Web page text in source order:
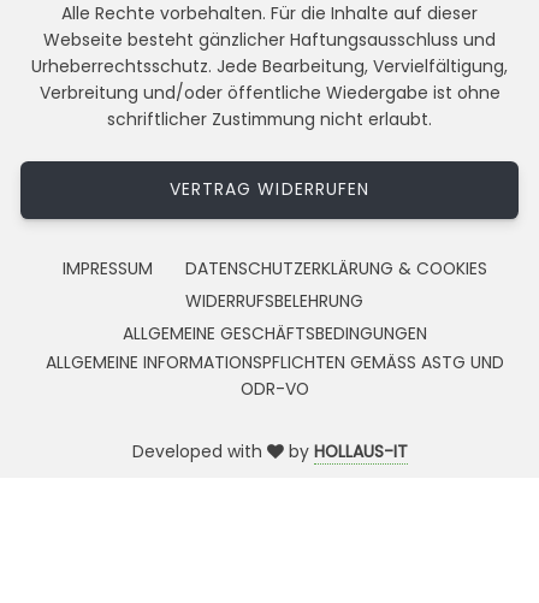
Alle Rechte vorbehalten. Für die Inhalte auf dieser
Webseite besteht gänzlicher Haftungsausschluss und
Urheberrechtsschutz. Jede Bearbeitung, Vervielfältigung,
Verbreitung und/oder öffentliche Wiedergabe ist ohne
schriftlicher Zustimmung nicht erlaubt.
VERTRAG WIDERRUFEN
IMPRESSUM
DATENSCHUTZERKLÄRUNG & COOKIES
WIDERRUFSBELEHRUNG
ALLGEMEINE GESCHÄFTSBEDINGUNGEN
ALLGEMEINE INFORMATIONSPFLICHTEN GEMÄSS ASTG UND
ODR-VO
Developed with by HOLLAUS-IT